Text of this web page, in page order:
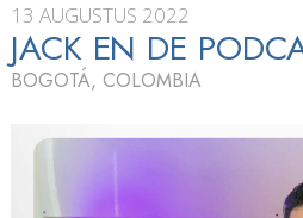
13 AUGUSTUS 2022
JACK EN DE
BOGOTÁ, COLOMBIA